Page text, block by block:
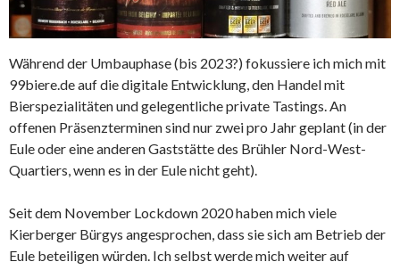
Während der Umbauphase (bis 2023?) fokussiere ich mich mit
99biere.de auf die digitale Entwicklung, den Handel mit
Bierspezialitäten und gelegentliche private Tastings. An
offenen Präsenzterminen sind nur zwei pro Jahr geplant (in der
Eule oder eine anderen Gaststätte des Brühler Nord-West-
Quartiers, wenn es in der Eule nicht geht).
Seit dem November Lockdown 2020 haben mich viele
Kierberger Bürgys angesprochen, dass sie sich am Betrieb der
Eule beteiligen würden. Ich selbst werde mich weiter auf